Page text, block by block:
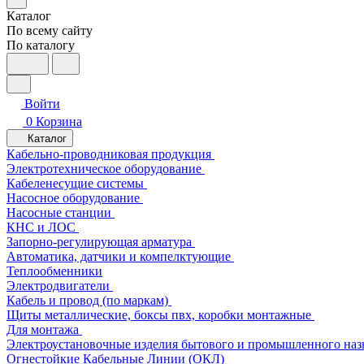
Каталог
По всему сайту
По каталогу
Войти
0 Корзина
Каталог
Кабельно-проводниковая продукция
Электротехническое оборудование
Кабеленесущие системы
Насосное оборудование
Насосные станции
КНС и ЛОС
Запорно-регулирующая арматура
Автоматика, датчики и компелктующие
Теплообменники
Электродвигатели
Кабель и провод (по маркам)
Щиты металлические, боксы пвх, коробки монтажные
Для монтажа
Электроустановочные изделия бытового и промышленного
Огнестойкие Кабельные Линии (ОКЛ)